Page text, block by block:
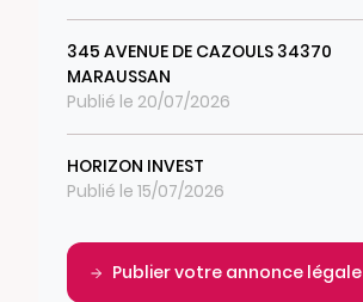
345 AVENUE DE CAZOULS 34370
MARAUSSAN
Publié le 20/07/2026
HORIZON INVEST
Publié le 15/07/2026
Publier votre annonce légale